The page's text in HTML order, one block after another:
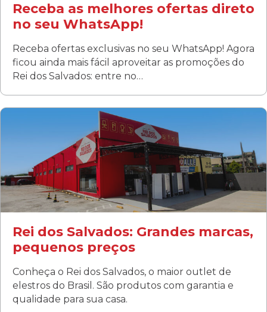
Fanny
Rua Albino Beatriz, 100 - Fanny, Curitiba –PR
Segunda a sábado: 09h00 às 19h00
Domingo: FECHADA
ÚLTIMOS DIAS DE LIQUIDAÇÃO!
(41) 3411-1754
(41) 99249-4620
Receba as melhores ofertas direto
no seu WhatsApp!
Receba ofertas exclusivas no seu WhatsApp! Agora
ficou ainda mais fácil aproveitar as promoções do
Rei dos Salvados: entre no…
Rei dos Salvados: Grandes marcas,
pequenos preços
Conheça o Rei dos Salvados, o maior outlet de
elestros do Brasil. São produtos com garantia e
qualidade para sua casa.